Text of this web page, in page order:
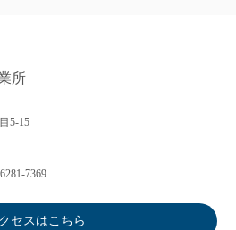
所
5-15
7369
セスはこちら